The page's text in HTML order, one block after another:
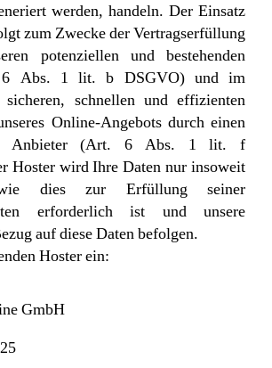
werden, handeln. Der Einsatz
zum Zwecke der Vertragserfüllung
potenziellen und bestehenden
6 Abs. 1 lit. b DSGVO) und im
sicheren, schnellen und effizienten
Online-Angebots durch einen
Anbieter (Art. 6 Abs. 1 lit. f
Hoster wird Ihre Daten nur insoweit
wie dies zur Erfüllung seiner
erforderlich ist und unsere
auf diese Daten befolgen.
Hoster ein:
GmbH